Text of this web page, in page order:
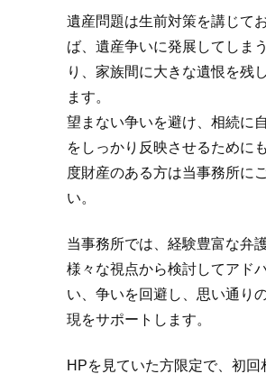
遺産問題は生前対策を講じて
ば、遺産争いに発展してしま
り、家族間に大きな遺恨を残
ます。
望まない争いを避け、相続に
をしっかり反映させるために
度財産のある方は当事務所に
い。
当事務所では、経験豊富な弁護
様々な視点から検討してアド
い、争いを回避し、思い通り
現をサポートします。
HPを見ていた方限定で、初回